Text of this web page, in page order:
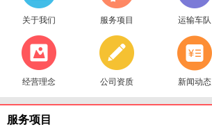
关于我们 服务项目 运输车队
经营理念 公司资质 新闻动态
服务项目